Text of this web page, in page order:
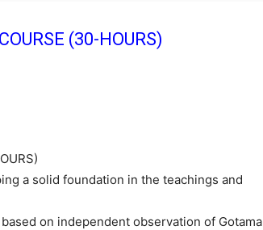
(30-HOURS)
a solid foundation in the teachings and
on independent observation of Gotama